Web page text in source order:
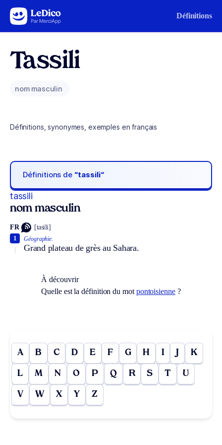
Aller au contenu Définitions
Tassili
nom masculin
Définitions, synonymes, exemples en français
Définitions de “tassili“
tassili
nom masculin
FR [tasili]
Géographie.
Grand plateau de grès au Sahara.
1
À découvrir
Quelle est la définition du mot pontoisienne?
A B C D E F G H I J K
L M N O P Q R S T U
V W X Y Z